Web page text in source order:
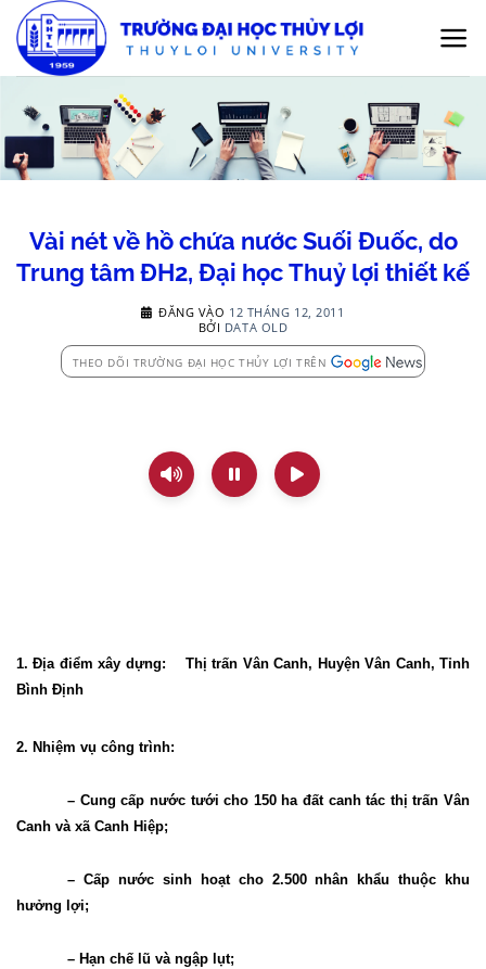
qua
nội
Vài nét về hồ chứa nước Suối Đuốc, do
Trung tâm ĐH2, Đại học Thuỷ lợi thiết kế
ĐĂNG VÀO 12 THÁNG 12, 2011
BỞI DATA OLD
THEO DÕI TRƯỜNG ĐẠI HỌC THỦY LỢI TRÊN
1. Địa điểm xây dựng:
Thị trấn Vân Canh, Huyện Vân Canh, Tỉnh
Bình Định
2. Nhiệm vụ công trình:
– Cung cấp nước tưới cho 150 ha đất canh tác thị trấn Vân
Canh và xã Canh Hiệp;
– Cấp nước sinh hoạt cho 2.500 nhân khẩu thuộc khu
hưởng lợi;
– Hạn chế lũ và ngập lụt;